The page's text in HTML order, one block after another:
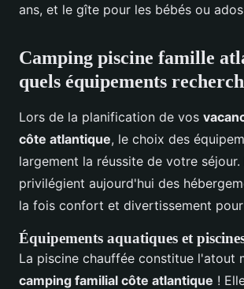
ans, et le gîte pour les bébés ou
Camping piscine famille
quels équipements
Lors de la planification de vos
côte atlantique, le choix des
largement la réussite de votre séjour.
privilégient aujourd'hui des
la fois confort et divertissement
Équipements aquatiques et
La piscine chauffée constitue l'atout
camping familial côte atlantique !